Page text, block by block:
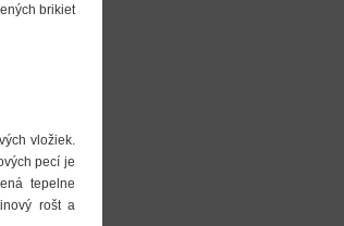
brikiet
vložiek.
pecí je
tepelne
rošt a